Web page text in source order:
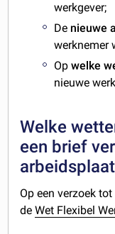
werkgever;
De nieuwe
werknemer
Opwelke
nieuwe
Welke
een brief
Op een verzoek
deWet Flexibel